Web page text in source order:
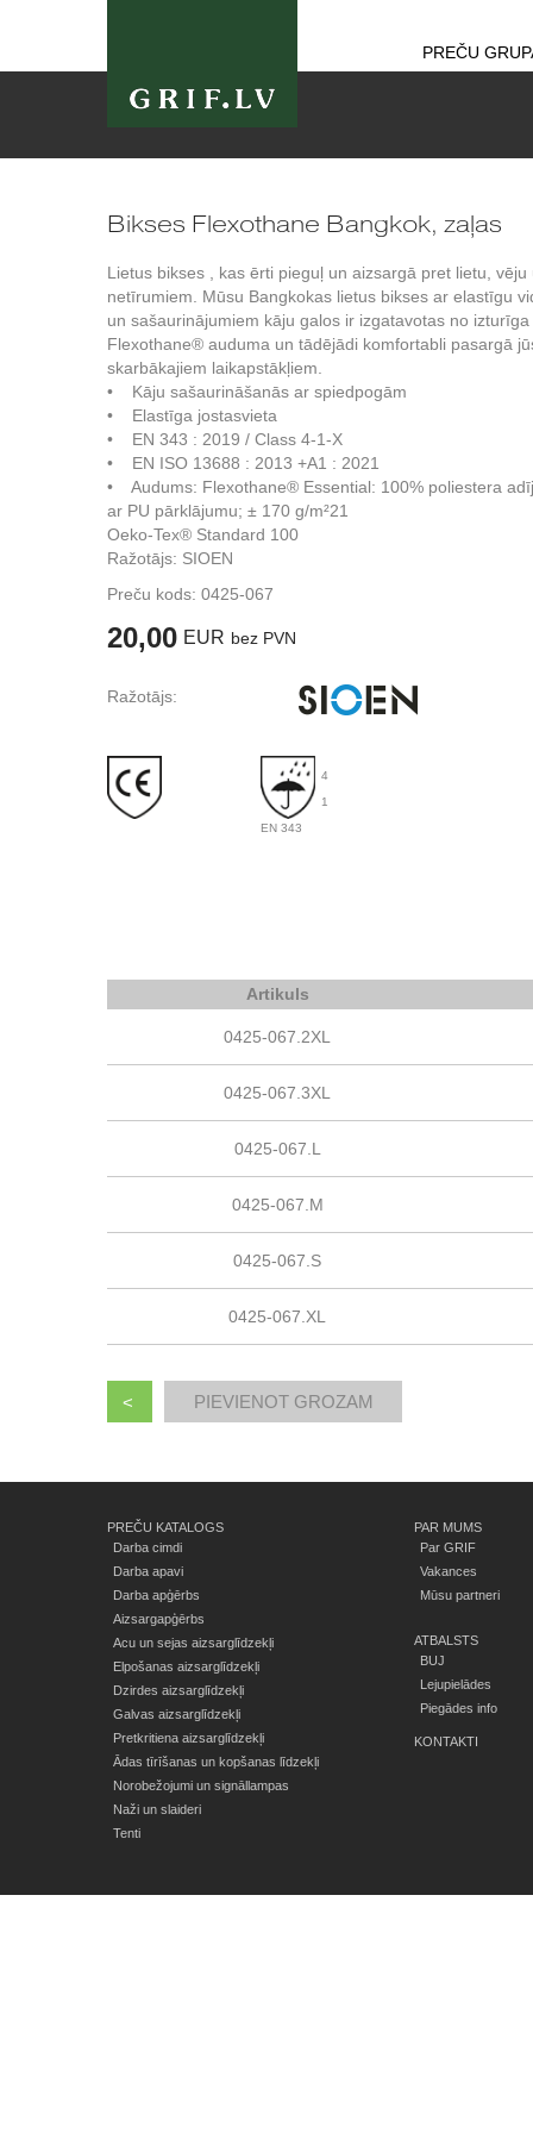
PREČU
Bikses Flexothane Bangkok, zaļas
Lietus bikses , kas ērti pieguļ un aizsargā pret lietu, vēju
netīrumiem. Mūsu Bangkokas lietus bikses ar elastīgu
un sašaurinājumiem kāju galos ir izgatavotas no izturīga
Flexothane® auduma un tādējādi komfortabli pasargā
skarbākajiem laikapstākļiem.
• Kāju sašaurināšanās ar spiedpogām
• Elastīga jostasvieta
• EN 343 : 2019 / Class 4-1-X
• EN ISO 13688 : 2013 +A1 : 2021
• Audums: Flexothane® Essential: 100% poliestera
ar PU pārklājumu; ± 170 g/m²21
Oeko-Tex® Standard 100
Ražotājs: SIOEN
Preču kods: 0425-067
20,00 EUR bez PVN
Ražotājs:
4
1
EN 343
Artikuls
0425-067.2XL
0425-067.3XL
0425-067.L
0425-067.M
0425-067.S
0425-067.XL
<
PREČU KATALOGS
Darba cimdi
Darba apavi
Darba apģērbs
Aizsargapģērbs
Acu un sejas aizsarglīdzekļi
Elpošanas aizsarglīdzekļi
Dzirdes aizsarglīdzekļi
Galvas aizsarglīdzekļi
Pretkritiena aizsarglīdzekļi
Ādas tīrīšanas un kopšanas līdzekļi
Norobežojumi un signāllampas
Naži un slaideri
Tenti
PAR MUMS
Par GRIF
Vakances
Mūsu partneri
ATBALSTS
BUJ
Lejupielādes
Piegādes info
KONTAKTI